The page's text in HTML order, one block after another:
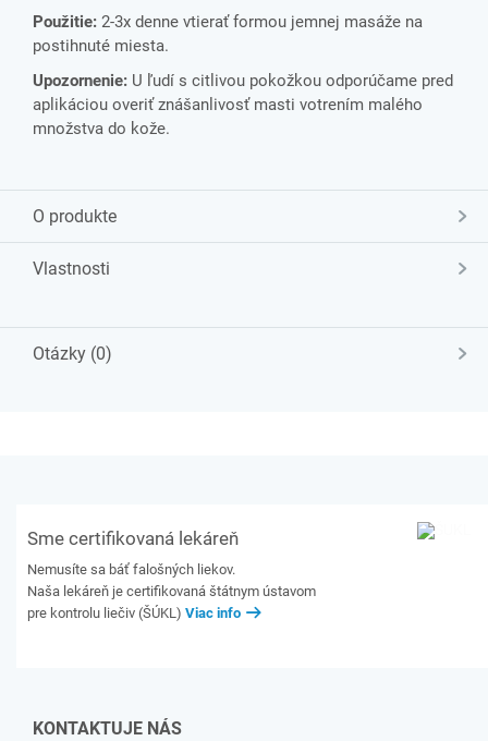
Použitie: 2-3x denne vtierať formou jemnej masáže na
postihnuté miesta.
Upozornenie: U ľudí s citlivou pokožkou odporúčame pred
aplikáciou overiť znášanlivosť masti votrením malého
množstva do kože.
O produkte
Vlastnosti
Otázky (0)
Sme certifikovaná lekáreň
Nemusíte sa báť falošných liekov.
Naša lekáreň je certifikovaná štátnym ústavom
pre kontrolu liečiv (ŠÚKL) Viac info
KONTAKTUJE NÁS